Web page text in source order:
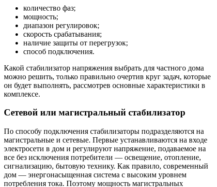
количество фаз;
мощность;
диапазон регулировок;
скорость срабатывания;
наличие защиты от перегрузок;
способ подключения.
Какой стабилизатор напряжения выбрать для частного дома
можно решить, только правильно очертив круг задач, которые
он будет выполнять, рассмотрев основные характеристики в
комплексе.
Сетевой или магистральный стабилизатор
По способу подключения стабилизаторы подразделяются на
магистральные и сетевые. Первые устанавливаются на входе
электросети в дом и регулируют напряжение, подаваемое на
все без исключения потребители — освещение, отопление,
сигнализацию, бытовую технику. Как правило, современный
дом — энергонасыщенная система с высоким уровнем
потребления тока. Поэтому мощность магистральных